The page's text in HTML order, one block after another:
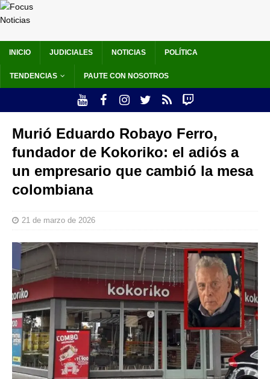
INICIO JUDICIALES NOTICIAS POLÍTICA
TENDENCIAS PAUTE CON NOSOTROS
Murió Eduardo Robayo Ferro,
fundador de Kokoriko: el adiós a
un empresario que cambió la mesa
colombiana
21 de marzo de 2026